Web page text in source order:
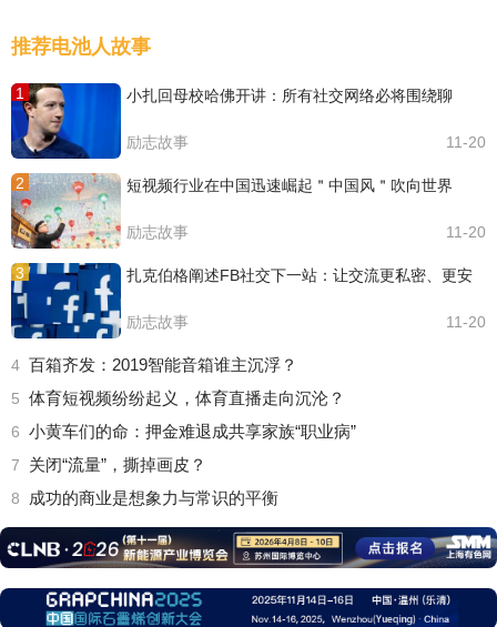
推荐电池人故事
1 小扎回母校哈佛开讲：所有社交网络必将围绕聊
励志故事 11-20
2 短视频行业在中国迅速崛起＂中国风＂吹向世界
励志故事 11-20
3 扎克伯格阐述FB社交下一站：让交流更私密、更安
励志故事 11-20
4 百箱齐发：2019智能音箱谁主沉浮？
5 体育短视频纷纷起义，体育直播走向沉沦？
6 小黄车们的命：押金难退成共享家族“职业病”
7 关闭“流量”，撕掉画皮？
8 成功的商业是想象力与常识的平衡